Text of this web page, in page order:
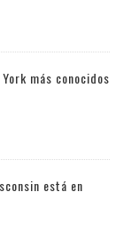
más conocidos
está en